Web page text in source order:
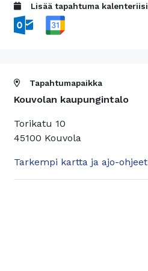
Lisää tapahtuma kalenteriisi
Tapahtumapaikka
Kouvolan kaupungintalo
Torikatu 10
45100 Kouvola
Tarkempi kartta ja ajo-ohjeet